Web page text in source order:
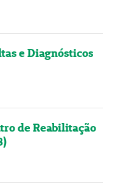
e Diagnósticos
de Reabilitação